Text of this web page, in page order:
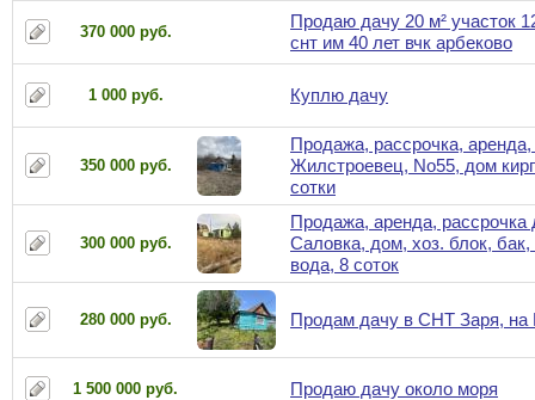
370 000 руб.
Продаю дачу 20 м² участок
снт им 40 лет вчк арбеково
1 000 руб. Куплю дачу
350 000 руб.
Продажа, рассрочка, аренда,
Жилстроевец, No55, дом
сотки
300 000 руб.
Продажа, аренда, рассрочка
Саловка, дом, хоз. блок, бак,
вода, 8 соток
280 000 руб. Продам дачу в СНТ Заря, на
1 500 000 руб. Продаю дачу около моря